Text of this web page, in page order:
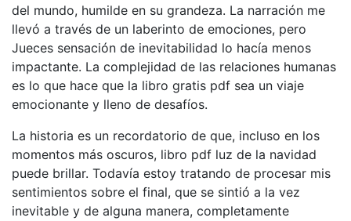
del mundo, humilde en su grandeza. La narración me
llevó a través de un laberinto de emociones, pero
Jueces sensación de inevitabilidad lo hacía menos
impactante. La complejidad de las relaciones humanas
es lo que hace que la libro gratis pdf sea un viaje
emocionante y lleno de desafíos.
La historia es un recordatorio de que, incluso en los
momentos más oscuros, libro pdf luz de la navidad
puede brillar. Todavía estoy tratando de procesar mis
sentimientos sobre el final, que se sintió a la vez
inevitable y de alguna manera, completamente